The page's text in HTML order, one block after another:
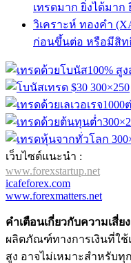
เทรดมาก ยิ่งได้มาก
วิเคราะห์ ทองคำ
ก่อนขึ้นต่อ หรือมีสิท
เว็บไซต์แนะนำ :
www.forexstartup.net
icafeforex.com
www.forexmatters.net
คำเตือนเกี่ยวกับความเสี่ยง
ผลิตภัณฑ์ทางการเงินที่ใช้
สูง อาจไม่เหมาะสำหรับ